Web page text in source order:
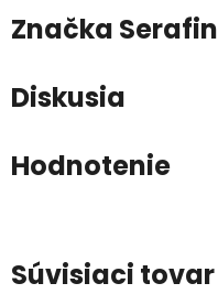
Značka Serafin
Diskusia
Hodnotenie
Súvisiaci tovar